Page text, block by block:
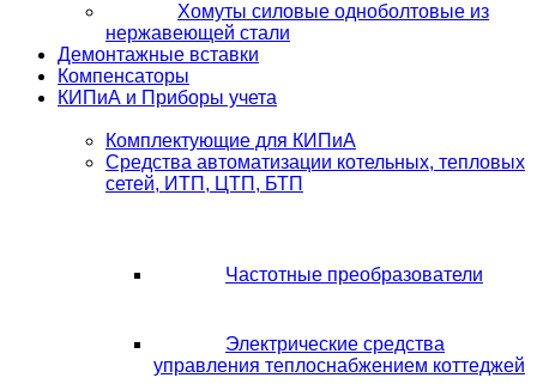
Хомуты силовые одноболтовые из
нержавеющей стали
Демонтажные вставки
Компенсаторы
КИПиА и Приборы учета
Комплектующие для КИПиА
Средства автоматизации котельных, тепловых
сетей, ИТП, ЦТП, БТП
Частотные преобразователи
Электрические средства
управления теплоснабжением коттеджей